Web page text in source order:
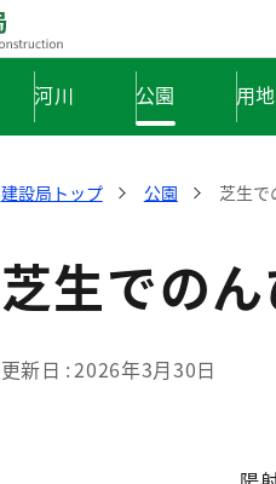
河川 公園 用地
建設局トップ 公園 芝生で
芝生でのん
更新日 2026年3月30日